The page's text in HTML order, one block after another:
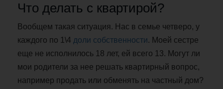
Что делать с квартирой?
Вообщем такая ситуация. Нас в семье четверо, у
каждого по 1\4 доли собственности. Моей сестре
еще не исполнилось 18 лет, ей всего 13. Могут ли
мои родители за нее решать квартирный вопрос,
например продать или обменять на частный дом?